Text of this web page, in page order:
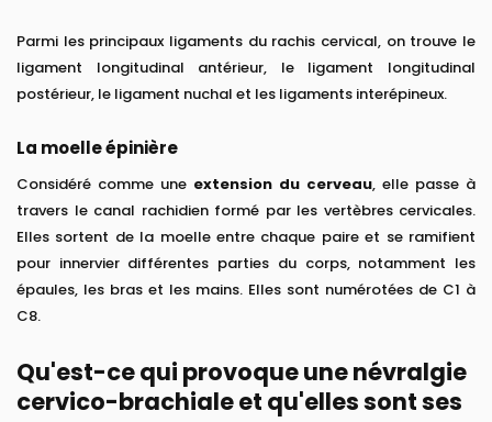
Parmi les principaux ligaments du rachis cervical, on trouve le
ligament longitudinal antérieur, le ligament longitudinal
postérieur, le ligament nuchal et les ligaments interépineux.
La moelle épinière
Considéré comme une extension du cerveau, elle passe à
travers le canal rachidien formé par les vertèbres cervicales.
Elles sortent de la moelle entre chaque paire et se ramifient
pour innervier différentes parties du corps, notamment les
épaules, les bras et les mains. Elles sont numérotées de C1 à
C8.
Qu'est-ce qui provoque une névralgie
cervico-brachiale et qu'elles sont ses